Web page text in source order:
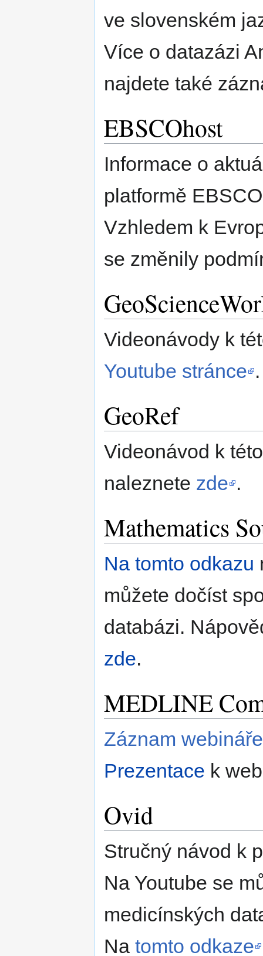
ve slovenském
Více o datazázi
najdete také
EBSCOhost
Informace o
platformě
Vzhledem k
se změnily
Videonávody k
Youtube stránce .
GeoRef
Videonávod k
naleznete zde .
Mathematics
Na tomto odkazu
můžete dočíst
databázi.
zde.
MEDLINE
Záznam webináře
Prezentace k
Ovid
Stručný návod k
Na Youtube se
medicínských
Na tomto odkaze